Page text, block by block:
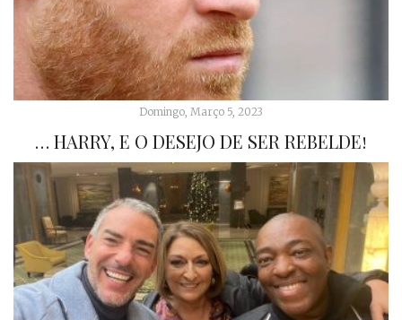
Domingo, Março 5, 2023
… HARRY, E O DESEJO DE SER REBELDE!